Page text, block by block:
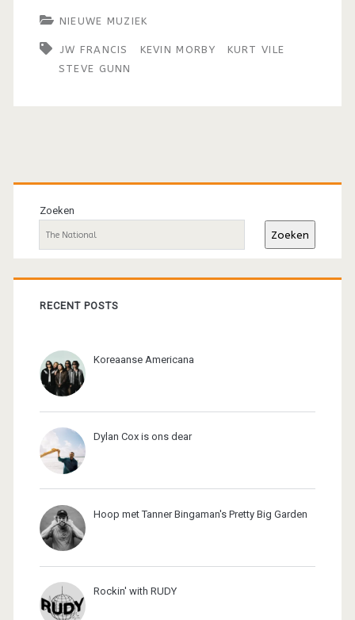
NIEUWE MUZIEK
JW FRANCIS KEVIN MORBY
KURT VILE
STEVE GUNN
Primaire
sidebar
Zoeken
Zoeken
RECENT POSTS
Koreaanse Americana
Dylan Cox is ons dear
Hoop met Tanner Bingaman's Pretty Big Garden
Rockin' with RUDY